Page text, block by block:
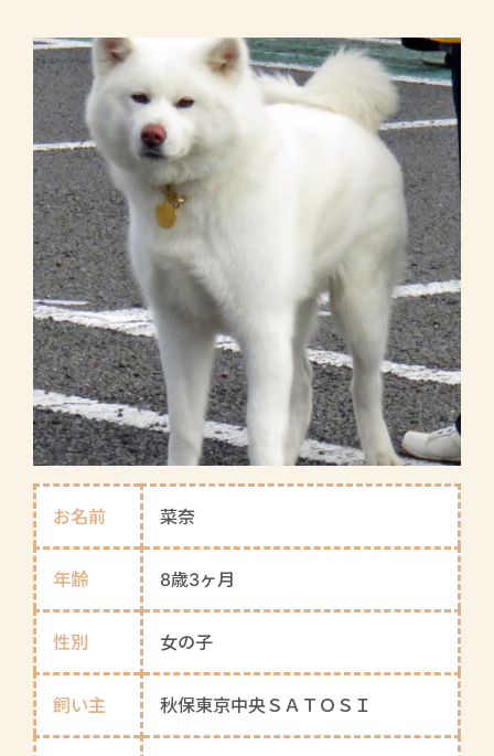
お名前 菜奈
年齢 8歳3ヶ月
性別 女の子
飼い主 秋保東京中央ＳＡＴＯＳＩ